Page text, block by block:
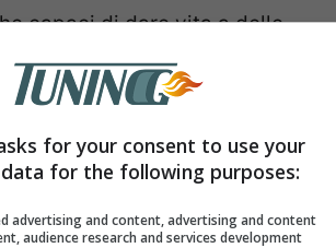
capaci di dare vita a delle
for your consent to use your
for the following purposes:
advertising and content, advertising and content
audience research and services development